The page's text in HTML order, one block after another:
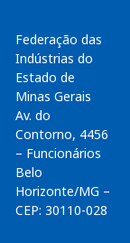
Federação das
Indústrias do
Estado de
Minas Gerais
Av. do
Contorno, 4456
– Funcionários
Belo
Horizonte/MG –
CEP: 30110-028